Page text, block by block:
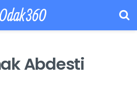
Odak360
Abdesti